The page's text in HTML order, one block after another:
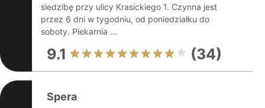
siedzibę przy ulicy Krasickiego 1. Czynna jest
przez 6 dni w tygodniu, od poniedziałku do
soboty. Piekarnia ...
9.1 (34)
Spera